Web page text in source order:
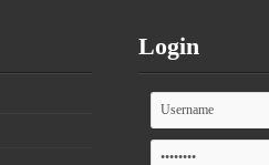
Login